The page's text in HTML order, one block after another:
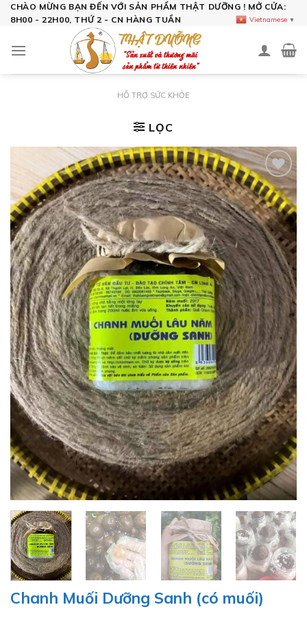
SkipCHÀO MỪNG BẠN ĐẾN VỚI SẢN PHẨM THẬT DƯỠNG ! MỞ CỬA:
8H00 - 22H00, THỨ 2 - CN HÀNG TUẦN
HỖ TRỢ SỨC KHỎE
LỌC
Add to
wishlist
Chanh Muối Dưỡng Sanh (có muối)
Vietnamese ▼